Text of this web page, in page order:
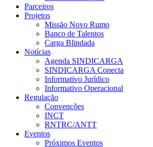
Parceiros
Projetos
Missão Novo Rumo
Banco de Talentos
Carga Blindada
Notícias
Agenda SINDICARGA
SINDICARGA Conecta
Informativo Jurídico
Informativo Operacional
Regulação
Convenções
INCT
RNTRC/ANTT
Eventos
Próximos Eventos